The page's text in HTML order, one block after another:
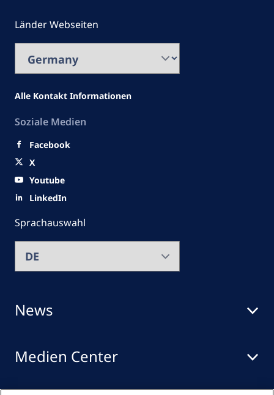
News
Medien Center
Länder Webseiten
Alle Kontakt Informationen
Soziale Medien
Facebook
X
Youtube
LinkedIn
Sprachauswahl